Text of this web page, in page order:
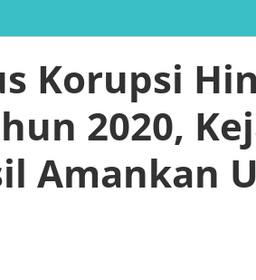
Korupsi
2020,
Amankan